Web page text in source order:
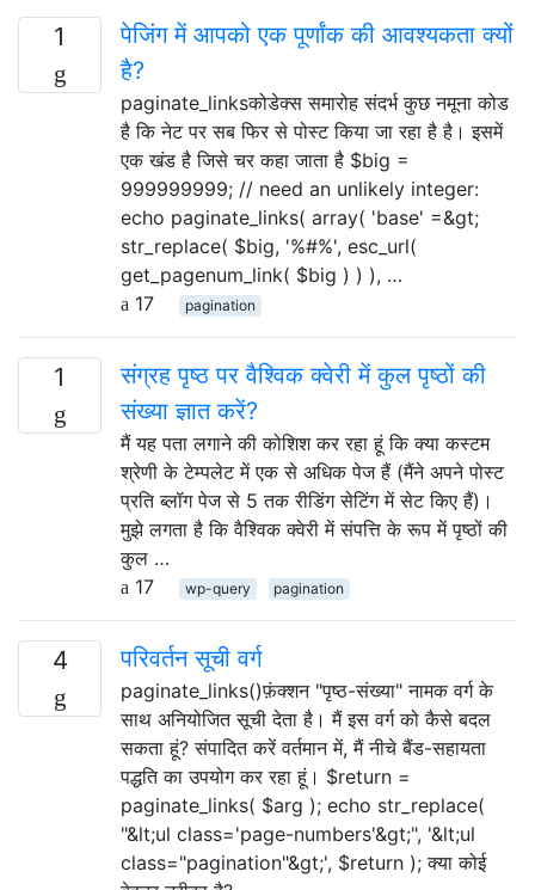
1
पेजिंग में आपको एक पूर्णांक की आवश्यकता क्यों
है?
paginate_linksकोडेक्स समारोह संदर्भ कुछ नमूना कोड
है कि नेट पर सब फिर से पोस्ट किया जा रहा है है। इसमें
एक खंड है जिसे चर कहा जाता है $big =
999999999; // need an unlikely integer:
echo paginate_links( array( 'base' =&gt;
str_replace( $big, '%#%', esc_url(
get_pagenum_link( $big ) ) ), …
17
pagination
1
संग्रह पृष्ठ पर वैश्विक क्वेरी में कुल पृष्ठों की
संख्या ज्ञात करें?
मैं यह पता लगाने की कोशिश कर रहा हूं कि क्या कस्टम
श्रेणी के टेम्पलेट में एक से अधिक पेज हैं (मैंने अपने पोस्ट
प्रति ब्लॉग पेज से 5 तक रीडिंग सेटिंग में सेट किए हैं)।
मुझे लगता है कि वैश्विक क्वेरी में संपत्ति के रूप में पृष्ठों की
कुल …
17
wp-query pagination
4 परिवर्तन सूची वर्ग
paginate_links()फ़ंक्शन "पृष्ठ-संख्या" नामक वर्ग के
साथ अनियोजित सूची देता है। मैं इस वर्ग को कैसे बदल
सकता हूं? संपादित करें वर्तमान में, मैं नीचे बैंड-सहायता
पद्धति का उपयोग कर रहा हूं। $return =
paginate_links( $arg ); echo str_replace(
"&lt;ul class='page-numbers'&gt;", '&lt;ul
class="pagination"&gt;', $return ); क्या कोई